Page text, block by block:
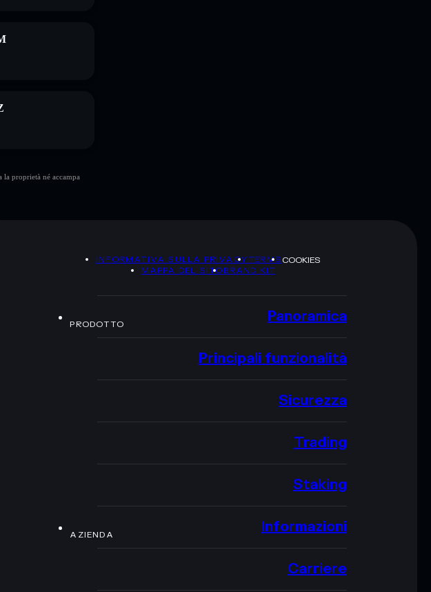
proprietà né accampa
INFORMATIVA SULLA PRIVACYTERMSCOOKIES
MAPPA DEL SITOBRAND KIT
PRODOTTO Panoramica
Principali funzionalità
Sicurezza
Trading
Staking
AZIENDA Informazioni
Carriere